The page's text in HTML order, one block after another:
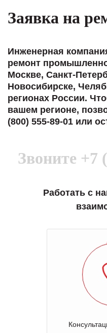
Заявка на
Инженерная
ремонт
Москве, Санкт-
Новосибирске,
регионах России.
вашем регионе,
(800) 555-89-01 или
Звоните +7
Работать с